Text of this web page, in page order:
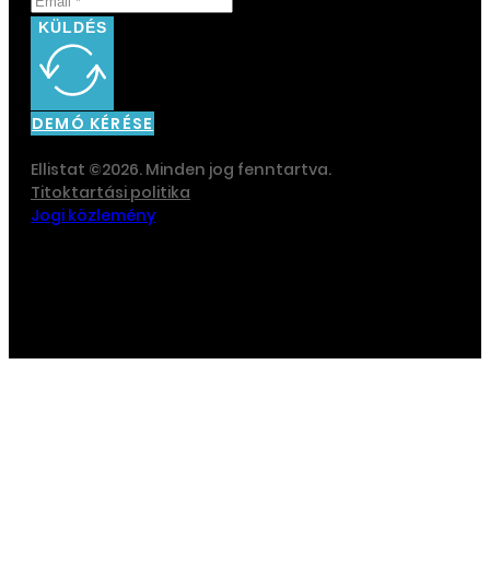
KÜLDÉS
DEMÓ KÉRÉSE
Ellistat ©2026. Minden jog fenntartva.
Titoktartási politika
Jogi közlemény